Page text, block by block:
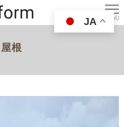
屋根
JA